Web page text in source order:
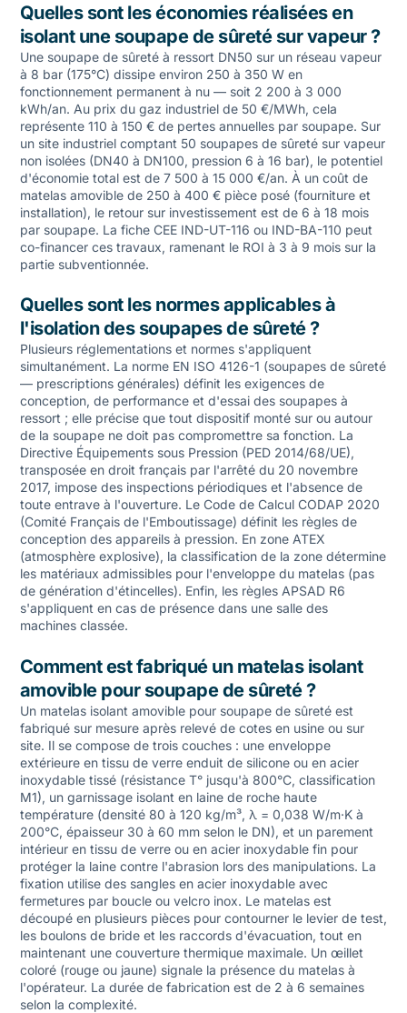
Quelles sont les économies réalisées en
isolant une soupape de sûreté sur vapeur ?
Une soupape de sûreté à ressort DN50 sur un réseau vapeur
à 8 bar (175°C) dissipe environ 250 à 350 W en
fonctionnement permanent à nu — soit 2 200 à 3 000
kWh/an. Au prix du gaz industriel de 50 €/MWh, cela
représente 110 à 150 € de pertes annuelles par soupape. Sur
un site industriel comptant 50 soupapes de sûreté sur vapeur
non isolées (DN40 à DN100, pression 6 à 16 bar), le potentiel
d'économie total est de 7 500 à 15 000 €/an. À un coût de
matelas amovible de 250 à 400 € pièce posé (fourniture et
installation), le retour sur investissement est de 6 à 18 mois
par soupape. La fiche CEE IND-UT-116 ou IND-BA-110 peut
co-financer ces travaux, ramenant le ROI à 3 à 9 mois sur la
partie subventionnée.
Quelles sont les normes applicables à
l'isolation des soupapes de sûreté ?
Plusieurs réglementations et normes s'appliquent
simultanément. La norme EN ISO 4126-1 (soupapes de sûreté
— prescriptions générales) définit les exigences de
conception, de performance et d'essai des soupapes à
ressort ; elle précise que tout dispositif monté sur ou autour
de la soupape ne doit pas compromettre sa fonction. La
Directive Équipements sous Pression (PED 2014/68/UE),
transposée en droit français par l'arrêté du 20 novembre
2017, impose des inspections périodiques et l'absence de
toute entrave à l'ouverture. Le Code de Calcul CODAP 2020
(Comité Français de l'Emboutissage) définit les règles de
conception des appareils à pression. En zone ATEX
(atmosphère explosive), la classification de la zone détermine
les matériaux admissibles pour l'enveloppe du matelas (pas
de génération d'étincelles). Enfin, les règles APSAD R6
s'appliquent en cas de présence dans une salle des
machines classée.
Comment est fabriqué un matelas isolant
amovible pour soupape de sûreté ?
Un matelas isolant amovible pour soupape de sûreté est
fabriqué sur mesure après relevé de cotes en usine ou sur
site. Il se compose de trois couches : une enveloppe
extérieure en tissu de verre enduit de silicone ou en acier
inoxydable tissé (résistance T° jusqu'à 800°C, classification
M1), un garnissage isolant en laine de roche haute
température (densité 80 à 120 kg/m³, λ = 0,038 W/m·K à
200°C, épaisseur 30 à 60 mm selon le DN), et un parement
intérieur en tissu de verre ou en acier inoxydable fin pour
protéger la laine contre l'abrasion lors des manipulations. La
fixation utilise des sangles en acier inoxydable avec
fermetures par boucle ou velcro inox. Le matelas est
découpé en plusieurs pièces pour contourner le levier de test,
les boulons de bride et les raccords d'évacuation, tout en
maintenant une couverture thermique maximale. Un œillet
coloré (rouge ou jaune) signale la présence du matelas à
l'opérateur. La durée de fabrication est de 2 à 6 semaines
selon la complexité.